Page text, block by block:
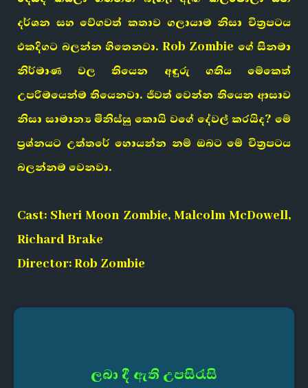
දර්ශන සහ වේගවත් කතාව ගලායාම නිසා චිත්‍රපටය
එකදිගට බලන්න හිතෙනවා. Rob Zombie ගේ සිනමා
නිර්මාණ වල තියෙන අඳුරු ගතිය මේකෙත්
උපරිමයෙන්ම තියෙනවා. ජීවත් වෙන්න තියෙන ආසාව
නිසා සාමාන්‍ය මිනිස්සු කොයි වගේ දේවල් කරයිද? මේ
ප්‍රශ්නයට උත්තරේ හොයන්න නම් ඔබට මේ චිත්‍රපටය
බලන්නම වෙනවා.
Cast: Sheri Moon Zombie, Malcolm McDowell,
Richard Brake
Director: Rob Zombie
ලබා දී ඇති උපසිරැසි